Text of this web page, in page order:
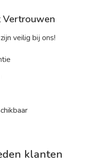
veilig bij ons!
klanten